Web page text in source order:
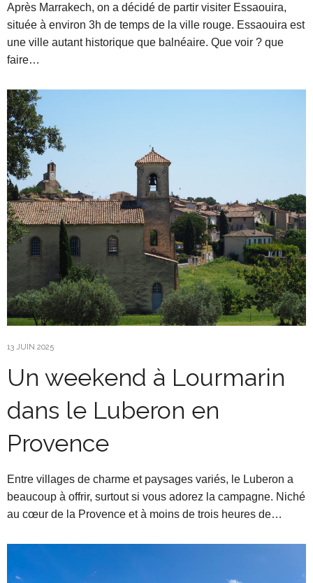
Après Marrakech, on a décidé de partir visiter Essaouira,
située à environ 3h de temps de la ville rouge. Essaouira est
une ville autant historique que balnéaire. Que voir ? que
faire…
13 JUIN 2025
Un weekend à Lourmarin
dans le Luberon en
Provence
Entre villages de charme et paysages variés, le Luberon a
beaucoup à offrir, surtout si vous adorez la campagne. Niché
au cœur de la Provence et à moins de trois heures de…